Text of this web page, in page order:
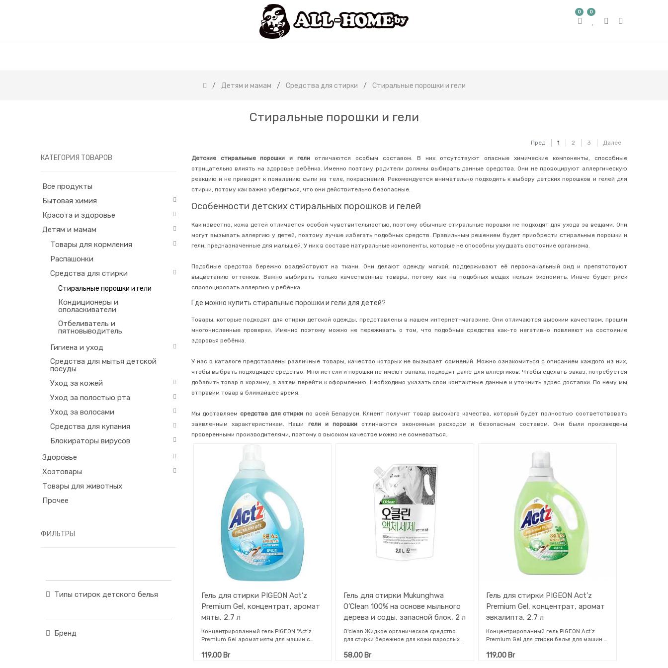
0 0
Детям и мамам Средства для стирки Стиральные порошки и гели
Стиральные порошки и гели
Пред 1 2 3 Далее
КАТЕГОРИЯ ТОВАРОВ
Все продукты
Бытовая химия
Красота и здоровье
Детям и мамам
Товары для кормления
Распашонки
Средства для стирки
Стиральные порошки и гели
Кондиционеры и
ополаскиватели
Отбеливатель и
пятновыводитель
Гигиена и уход
Средства для мытья детской
посуды
Уход за кожей
Уход за полостью рта
Уход за волосами
Средства для купания
Блокираторы вирусов
Здоровье
Хозтовары
Товары для животных
Прочее
ФИЛЬТРЫ
Типы стирок детского белья
Бренд
Детские стиральные порошки и гели отличаются особым составом. В них отсутствуют опасные химические компоненты, способные
отрицательно влиять на здоровье ребёнка. Именно поэтому родители должны выбирать данные средства. Они не провоцируют аллергическую
реакцию и не приводят к появлению сыпи на теле, покраснений. Рекомендуется внимательно подходить к выбору детских порошков и гелей для
стирки, потому как важно убедиться, что они действительно безопасные.
Особенности детских стиральных порошков и гелей
Как известно, кожа детей отличается особой чувствительностью, поэтому обычные стиральные порошки не подходят для ухода за вещами. Они
могут вызывать аллергию у детей, поэтому лучше избегать подобных средств. Правильным решением будет приобрести стиральные порошки и
гели, предназначенные для малышей. У них в составе натуральные компоненты, которые не способны ухудшать состояние организма.
Подобные средства бережно воздействуют на ткани. Они делают одежду мягкой, поддерживают её первоначальный вид и препятствуют
выцветанию оттенков. Важно выбирать только качественные товары, потому как на подобных вещах нельзя экономить. Иначе будет риск
спровоцировать аллергию у ребёнка.
Где можно купить стиральные порошки и гели для детей?
Товары, которые подходят для стирки детской одежды, представлены в нашем интернет-магазине. Они отличаются высоким качеством, прошли
многочисленные проверки. Именно поэтому можно не переживать о том, что подобные средства как-то негативно повлияют на состояние
здоровья ребёнка.
У нас в каталоге представлены различные товары, качество которых не вызывает сомнений. Можно ознакомиться с описанием каждого из них,
чтобы выбрать подходящее средство. Многие гели и порошки не имеют запаха, подходят даже для аллергиков. Чтобы сделать заказ, потребуется
добавить товар в корзину, а затем перейти к оформлению. Необходимо указать свои контактные данные и уточнить адрес доставки. По нему мы
отправим товар в ближайшее время.
Мы доставляем средства для стирки по всей Беларуси. Клиент получит товар высокого качества, который будет полностью соответствовать
заявленным характеристикам. Наши гели и порошки отличаются экономным расходом и безопасным составом. Они были произведены
проверенными производителями, поэтому в высоком качестве можно не сомневаться.
Гель для стирки PIGEON Act’z
Premium Gel, концентрат, аромат
мяты, 2,7 л
Концентрированный гель PIGEON "Act’z
Premium Gel аромат мяты для машин с
формула совершенной чистоты для белого
119,00Br
Гель для стирки Mukunghwa
O’Clean 100% на основе мыльного
дерева и соды, запасной блок, 2 л
O'clean Жидкое органическое средство
для стирки бережное для кожи взрослых и
и соды с антибактериальным эффектом
58,00 Br
Гель для стирки PIGEON Act’z
Premium Gel, концентрат, аромат
эвкалипта, 2,7 л
Концентрированный гель PIGEON Act’z
Premium Gel для стирки белья для машин с
(аромат эвкалипта). Идеальная формула
119,00 Br